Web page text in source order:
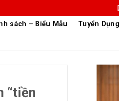
sách – Biểu Mẫu Tuyển Dụng
“tiền